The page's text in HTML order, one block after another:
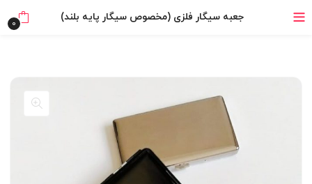
خرید قسطی با ترب‌پی
جعبه سیگار فلزی (مخصوص سیگار پایه بلند) 0